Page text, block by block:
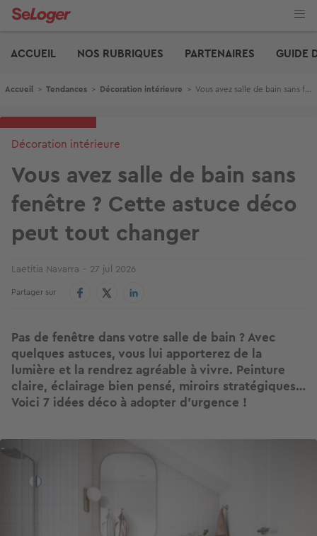
Aller
ACCUEIL
NOS RUBRIQUES PARTENAIRES GUIDE
Fil d'Ariane
Accueil > Tendances > Décoration intérieure > Vous avez salle de bain sans fenêtre ? Cette astuce déco peut tout changer
Décoration intérieure
Vous avez salle de bain sans
fenêtre ? Cette astuce déco
peut tout changer
Laetitia Navarra 27 jul 2026
Partager sur
Pas de fenêtre dans votre salle de bain ? Avec
quelques astuces, vous lui apporterez de la
lumière et la rendrez agréable à vivre. Peinture
claire, éclairage bien pensé, miroirs stratégiques…
Voici 7 idées déco à adopter d’urgence !
Image